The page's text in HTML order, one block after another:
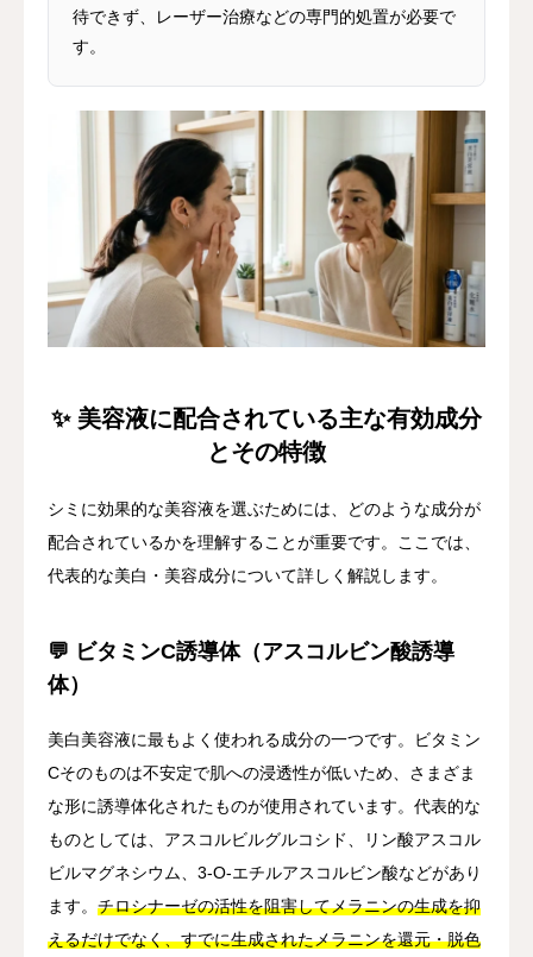
待できず、レーザー治療などの専門的処置が必要で
す。
✨ 美容液に配合されている主な有効成分
とその特徴
シミに効果的な美容液を選ぶためには、どのような成分が
配合されているかを理解することが重要です。ここでは、
代表的な美白・美容成分について詳しく解説します。
💬 ビタミンC誘導体（アスコルビン酸誘導
体）
美白美容液に最もよく使われる成分の一つです。ビタミン
Cそのものは不安定で肌への浸透性が低いため、さまざま
な形に誘導体化されたものが使用されています。代表的な
ものとしては、アスコルビルグルコシド、リン酸アスコル
ビルマグネシウム、3-O-エチルアスコルビン酸などがあり
ます。 チロシナーゼの活性を阻害してメラニンの生成を抑
えるだけでなく、すでに生成されたメラニンを還元・脱色